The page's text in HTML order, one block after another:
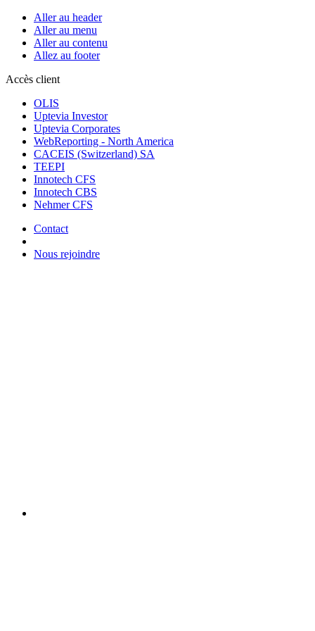
Aller au header
Aller au menu
Aller au contenu
Allez au footer
Accès client
OLIS
Uptevia Investor
Uptevia Corporates
WebReporting - North America
CACEIS (Switzerland) SA
TEEPI
Innotech CFS
Innotech CBS
Nehmer CFS
Contact
Nous rejoindre